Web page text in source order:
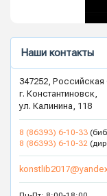
Наши контакты
347252,
г. Константиновск,
ул. Калинина, 118
8 (86393) 6-10-33
8 (86393) 6-10-32